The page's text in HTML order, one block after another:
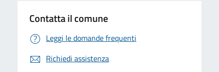
Contatta il comune
Leggi le domande frequenti
Richiedi assistenza